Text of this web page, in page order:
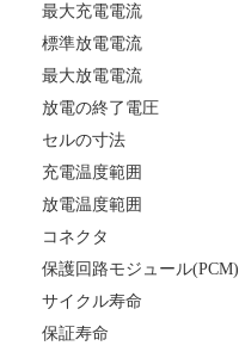
最大充電電流
標準放電電流
最大放電電流
放電の終了電圧
セルの寸法
充電温度範囲
放電温度範囲
コネクタ
保護回路モジュール(PCM)
サイクル寿命
保証寿命